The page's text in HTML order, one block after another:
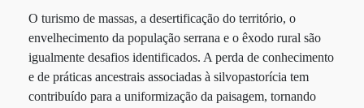
O turismo de massas, a desertificação do território, o
envelhecimento da população serrana e o êxodo rural são
igualmente desafios identificados. A perda de conhecimento
e de práticas ancestrais associadas à silvopastorícia tem
contribuído para a uniformização da paisagem, tornando